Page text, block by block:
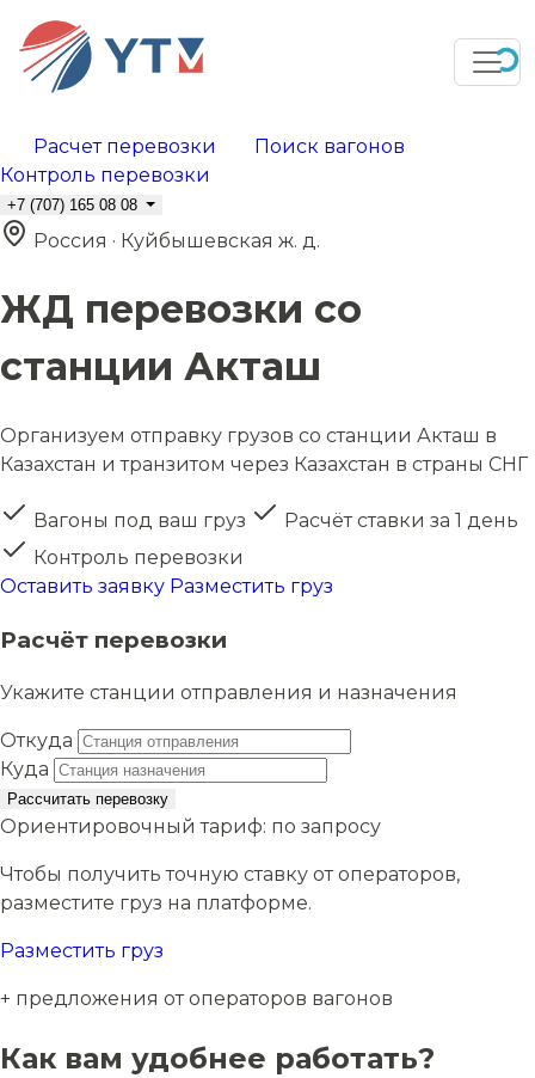
Расчет перевозки
Поиск вагонов
Контроль перевозки
+7 (707) 165 08 08
Россия · Куйбышевская ж. д.
ЖД перевозки со
станции Акташ
Организуем отправку грузов со станции Акташ в
Казахстан и транзитом через Казахстан в страны СНГ
Вагоны под ваш груз
Расчёт ставки за 1 день
Контроль перевозки
Оставить заявку Разместить груз
Расчёт перевозки
Укажите станции отправления и назначения
Откуда
Куда
Рассчитать перевозку
Ориентировочный тариф: по запросу
Чтобы получить точную ставку от операторов,
разместите груз на платформе.
Разместить груз
+ предложения от операторов вагонов
Как вам удобнее работать?